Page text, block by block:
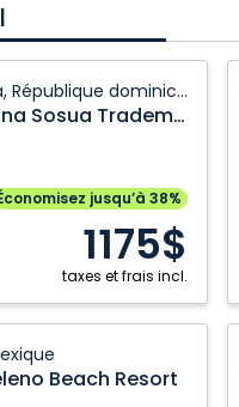
Puerto Plata, République dominicaine
Casa Marina Sosua Trademark by Wyndham All Inclusive
jusqu’à 38%
1175$
taxes et frais incl.
Beach Resort